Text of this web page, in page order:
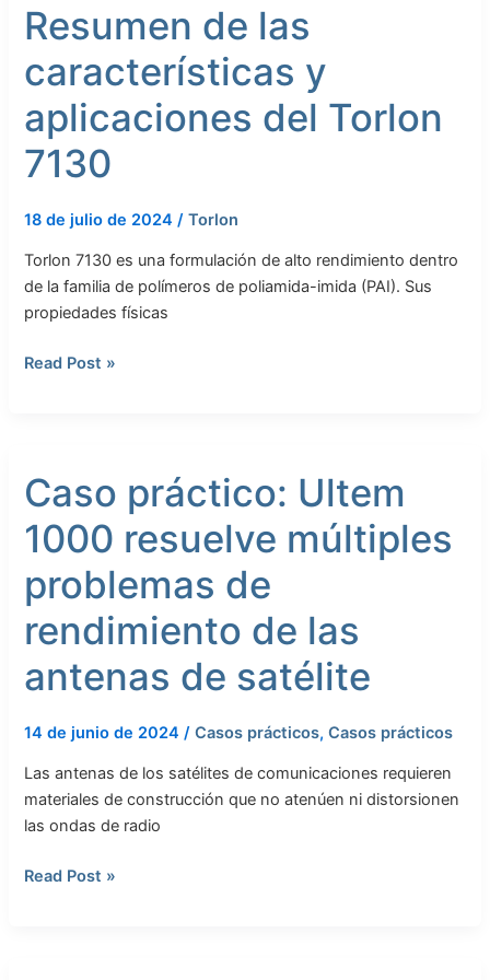
Resumen de las
características y
aplicaciones del Torlon
7130
18 de julio de 2024/Torlon
Torlon 7130 es una formulación de alto rendimiento dentro
de la familia de polímeros de poliamida-imida (PAI). Sus
propiedades físicas
Read Post »
Caso práctico: Ultem
1000 resuelve múltiples
problemas de
rendimiento de las
antenas de satélite
14 de junio de 2024 /Casos prácticos,Casos prácticos
Las antenas de los satélites de comunicaciones requieren
materiales de construcción que no atenúen ni distorsionen
las ondas de radio
práctico:
Ultem
1000
múltiples
problemas
de
rendimiento
de
antenas
de
satélite
Read Post »